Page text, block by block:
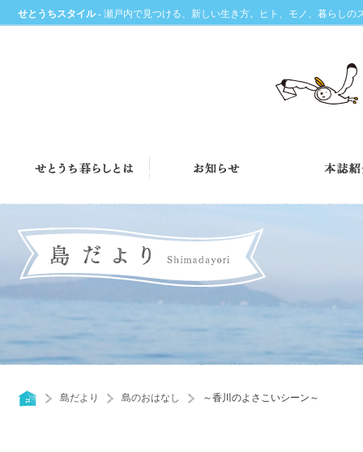
せとうちスタイル - 瀬戸内で見つける、新しい生き方。ヒト、モノ、暮らしの
島だより 島のおはなし ～香川のよさこいシーン～